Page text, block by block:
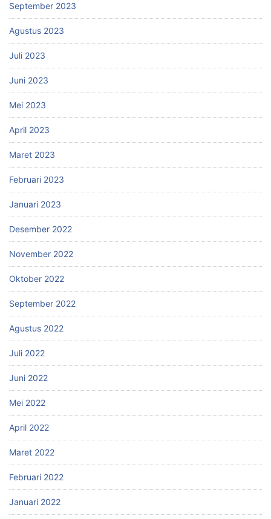
September 2023
Agustus 2023
Juli 2023
Juni 2023
Mei 2023
April 2023
Maret 2023
Februari 2023
Januari 2023
Desember 2022
November 2022
Oktober 2022
September 2022
Agustus 2022
Juli 2022
Juni 2022
Mei 2022
April 2022
Maret 2022
Februari 2022
Januari 2022